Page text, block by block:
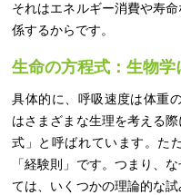
それはエネルギー消費や寿
係するからです。
生命の方程式：生物
具体的に、呼吸速度は体重
はさまざまな生理を考える
式」と呼ばれています。た
「経験則」です。つまり、
ては、いくつかの理論的な